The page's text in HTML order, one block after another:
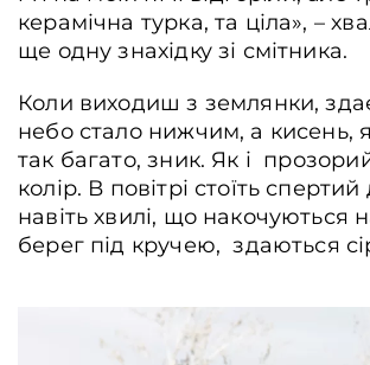
керамічна турка, та ціла», –
ще одну знахідку зі смітника.
Коли виходиш з землянки,
небо стало нижчим, а кисень,
так багато, зник. Як і
колір. В повітрі стоїть спертий
навіть хвилі, що накочуються
берег під кручею, здаються